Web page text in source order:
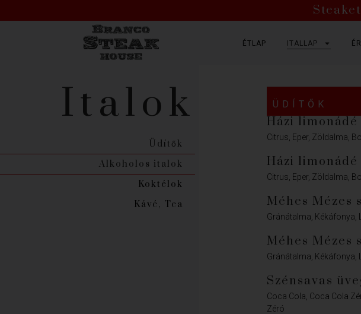
ÉTLAP ITALLAP
Italok
Üdítők
Alkoholos italok
Koktélok
Kávé, Tea
ÜDÍTŐK
Házi limonádé
Citrus, Eper, Zöldalma,
Házi limonádé
Citrus, Eper, Zöldalma,
Méhes Mézes
Gránátalma, Kékáfonya,
Méhes Mézes
Gránátalma, Kékáfonya,
Szénsavas
Coca Cola, Coca Cola
Zéró